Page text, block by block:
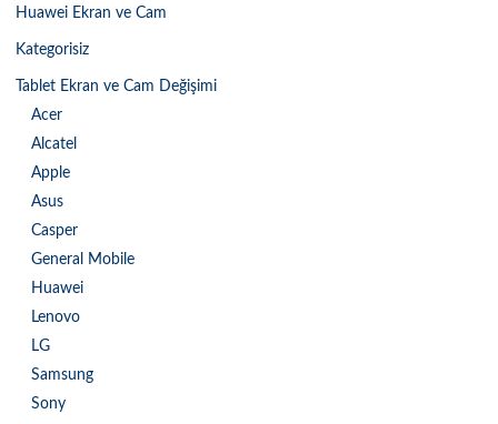
Huawei Ekran ve Cam
Kategorisiz
Tablet Ekran ve Cam Değişimi
Acer
Alcatel
Apple
Asus
Casper
General Mobile
Huawei
Lenovo
LG
Samsung
Sony